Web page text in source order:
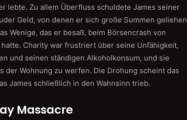
lebte. Zu allem Überfluss schuldete James seiner
Geld, von denen er sich große Summen geliehen
Wenige, das er besaß, beim Börsencrash von
Charity war frustriert über seine Unfähigkeit,
und seinen ständigen Alkoholkonsum, und sie
der Wohnung zu werfen. Die Drohung scheint das
James schließlich in den Wahnsinn trieb.
Massacre